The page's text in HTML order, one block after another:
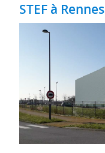
STEF à Rennes